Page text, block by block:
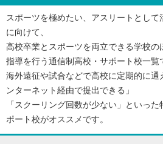
エリアから探す
関東 北
東海
近畿
スポーツを極めたい、アスリートとし
に向けて、
高校卒業とスポーツを両立できる学校
指導を行う通信制高校・サポート校一覧
海外遠征や試合などで高校に定期的に通
ンターネット経由で提出できる」
「スクーリング回数が少ない」といっ
ポート校がオススメです。